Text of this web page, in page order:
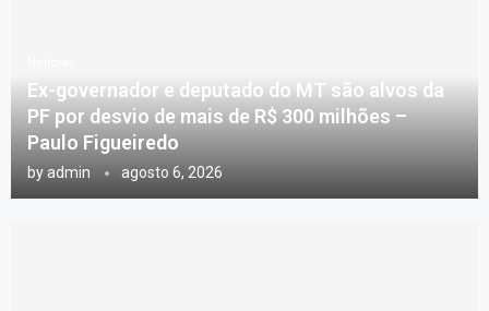
Ex-governador e deputado do MT são alvos da
PF por desvio de mais de R$ 300 milhões –
Paulo Figueiredo
by admin agosto 6, 2026